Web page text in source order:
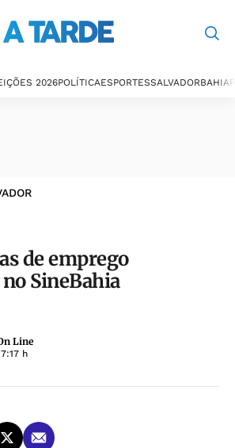
2026POLÍTICAESPORTESSALVADORBAHIA
de emprego
SineBahia
Line
h